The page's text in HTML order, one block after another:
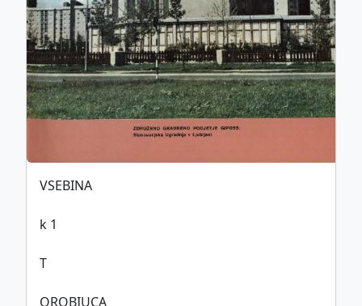
ISSN: 0017-2774
e-ISSN: 2536-4332
COBISS.SI-ID: 859140
UDK: 05:625
VSEBINA
k 1
T
OROBIUCA